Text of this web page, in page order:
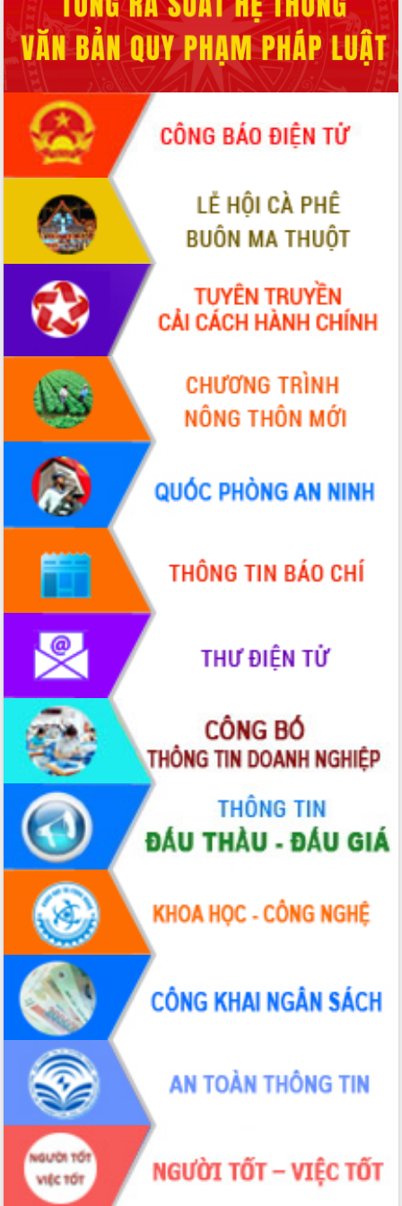
Đẩy mạnh cải cách hành chính, quyết
tâm đạt được mục tiêu tăng trưởng
hai con số trong năm 2026
Tổ chức trang trọng Lễ hội Đền thờ
Lương Văn Chánh năm 2026
Phó Bí thư Tỉnh ủy Đắk Lắk Đỗ Hữu
Huy giữ chức Bí thư Đảng ủy Ủy Ban
Nhân dân tỉnh
Bệnh án điện tử thúc đẩy chuyển đổi
số y tế tại Đắk Lắk
Chuyển đổi số thư viện: Mở rộng
không gian tri thức trong thời đại số
Đánh giá, rút kinh nghiệm công tác tổ
chức diễn tập trước ngày bầu cử
Chương trình “Gặp gỡ hữu nghị –
Friendship Meeting New Year 2026”
Bầu cử Quốc hội và HĐND: Cử tri Đắk
Lắk gửi gắm niềm tin, kỳ vọng vào lá
Đắk Lắk sẵn sàng các điều kiện cho
Ngày hội bầu cử đại biểu Quốc hội
khóa XVI và HĐND các cấp nhiệm kỳ
2026-2031
Đảm bảo cuộc bầu cử đại biểu Quốc
hội và đại biểu HĐND các cấp diễn ra
an toàn, hiệu quả, đúng quy định
Thủ tướng Chính phủ Phạm Minh Chính
kiểm tra, chỉ đạo hoàn thành các dự
án cao tốc và thăm khu tái định cư tại
Đắk Lắk
Sôi nổi Hội đua ngựa truyền thống Gò
Thì Thùng mừng Xuân Bính Ngọ 2026
Lãnh đạo tỉnh dâng hương tưởng niệm
tại Đập Đồng Cam đầu Xuân Bính Ngọ
Ngành nông nghiệp phấn đấu tăng
trưởng đạt 5,86% trong năm 2026
UBND tỉnh Đắk Lắk triển khai công tác
quốc phòng, quân sự địa phương năm
2026
Đắk Lắk tập trung toàn lực khắc phục
tồn tại IUU, sẵn sàng làm việc với
Đoàn thanh tra EC
Chủ tịch UBND tỉnh Tạ Anh Tuấn thăm,
chúc mừng các bệnh viện nhân Ngày
Thầy thuốc Việt Nam
Rộn ràng lễ hội truyền thống Sông
nước Đà Nông lần thứ I năm 2026
Kỳ họp Chuyên đề lần thứ Năm, HĐND
tỉnh Đắk Lắk thông qua các nghị quyết
quan trọng
Thống nhất danh sách giới thiệu ứng
cử đại biểu Quốc hội khoá XVI và đại
biểu HĐND tỉnh Đắk Lắk, nhiệm kỳ
2026-2031
Phát động hai phong trào thi đua quan
trọng trong kỷ nguyên mới
Hội nghị lần thứ tư Ban Chỉ đạo công
tác bầu cử tỉnh Đắk Lắk
Hội nghị Báo cáo viên Trung ương
tháng 01/2026
Phó Thủ tướng Hồ Quốc Dũng đánh giá